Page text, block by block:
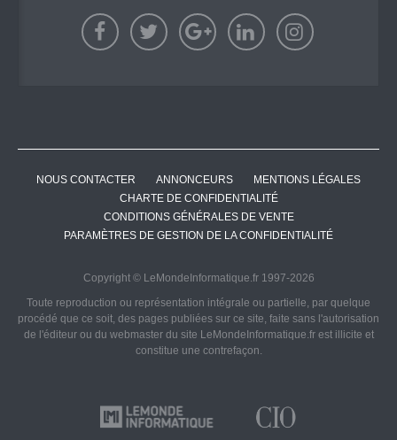
NOUS CONTACTER ANNONCEURS
MENTIONS LÉGALES
CHARTE DE CONFIDENTIALITÉ
CONDITIONS GÉNÉRALES DE VENTE
PARAMÈTRES DE GESTION DE LA CONFIDENTIALITÉ
Copyright © LeMondeInformatique.fr 1997-2026
Toute reproduction ou représentation intégrale ou partielle, par quelque
procédé que ce soit, des pages publiées sur ce site, faite sans l'autorisation
de l'éditeur ou du webmaster du site LeMondeInformatique.fr est illicite et
constitue une contrefaçon.